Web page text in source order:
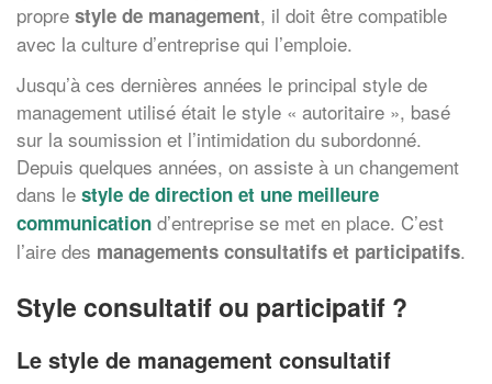
propre style de management, il doit être compatible
avec la culture d’entreprise qui l’emploie.
Jusqu’à ces dernières années le principal style de
management utilisé était le style « autoritaire », basé
sur la soumission et l’intimidation du subordonné.
Depuis quelques années, on assiste à un changement
dans le style de direction et une meilleure
communication d’entreprise se met en place. C’est
l’aire des managements consultatifs et participatifs.
Style consultatif ou participatif ?
Le style de management consultatif